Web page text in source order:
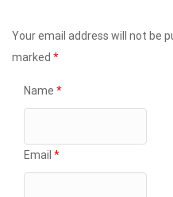
Your email address will not be
marked *
Name *
Email *